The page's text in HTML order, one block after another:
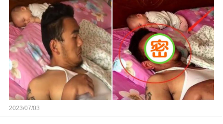
2023/07/03